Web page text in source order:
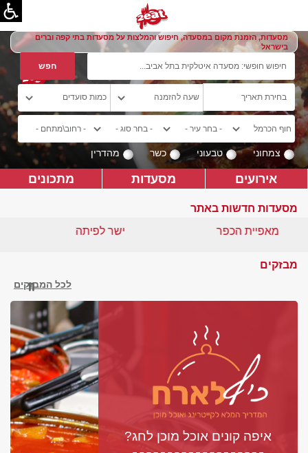
מסעדות, הזמנת מקום במסעדה, חיפוש והמלצות על מסעדות בתי קפה וברים
בישראל
צמחוני טבעוני כשר מהדרין
אירועים מסעדות מתכונים
מסעדות חדשות באתר
ישר לפיתה
מאפיית הכפר
מבזקים
לכל המבזקים
איפה קונים אוכל מוכן לחג?